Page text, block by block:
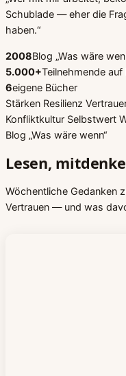
Schublade — eher die
haben.“
2008Blog „Was wäre
5.000+Teilnehmende auf
6eigene Bücher
Stärken Resilienz
Konfliktkultur Selbstwert
Blog „Was wäre wenn“
Lesen,
Wöchentliche Gedanken
Vertrauen — und was